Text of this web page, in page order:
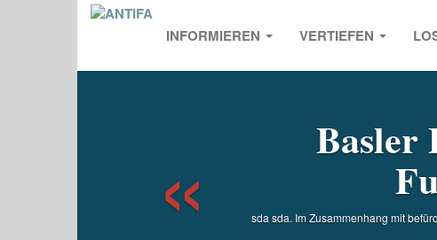
INFORMIEREN VERTIEFEN
Basler
sda sda. Im Zusammenhang mit
Previous